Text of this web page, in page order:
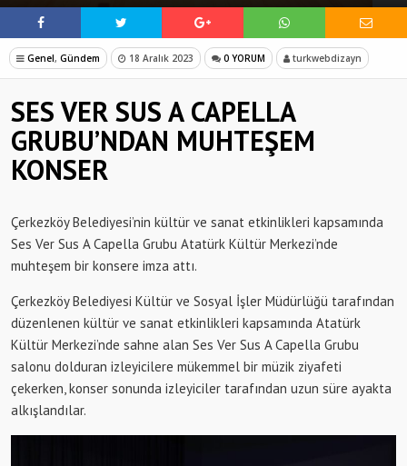
Genel, Gündem 18 Aralık 2023 0 YORUM turkwebdizayn
SES VER SUS A CAPELLA
GRUBU’NDAN MUHTEŞEM
KONSER
Çerkezköy Belediyesi’nin kültür ve sanat etkinlikleri kapsamında
Ses Ver Sus A Capella Grubu Atatürk Kültür Merkezi’nde
muhteşem bir konsere imza attı.
Çerkezköy Belediyesi Kültür ve Sosyal İşler Müdürlüğü tarafından
düzenlenen kültür ve sanat etkinlikleri kapsamında Atatürk
Kültür Merkezi’nde sahne alan Ses Ver Sus A Capella Grubu
salonu dolduran izleyicilere mükemmel bir müzik ziyafeti
çekerken, konser sonunda izleyiciler tarafından uzun süre ayakta
alkışlandılar.